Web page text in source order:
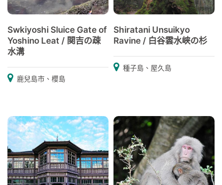
Swkiyoshi Sluice Gate of
Yoshino Leat / 関吉の疎
水溝
鹿兒島市、櫻島
Shiratani Unsuikyo
Ravine / 白谷雲水峡の杉
種子島、屋久島